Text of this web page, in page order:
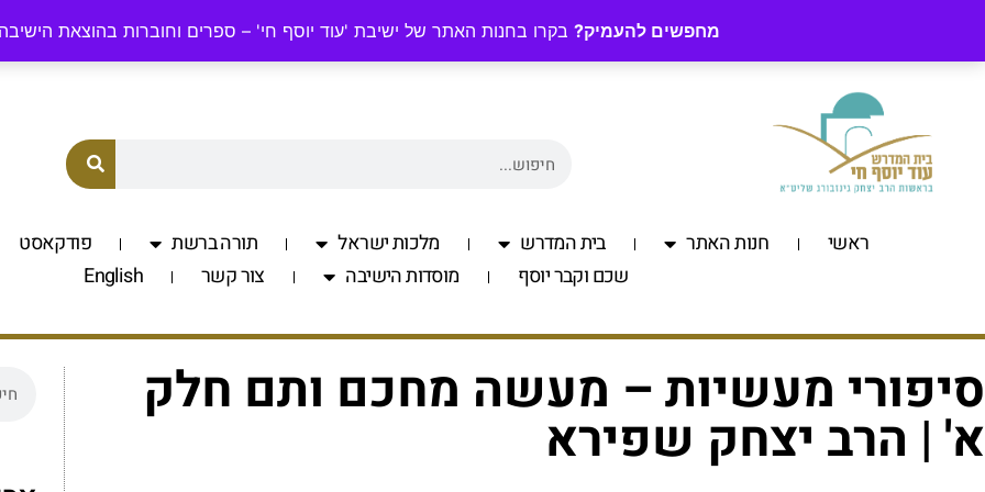
מחפשים להעמיק? בקרו בחנות האתר של ישיבת 'עוד יוסף חי' – ספרים וחוברות בהוצאת
058-7701560
ראשי חנות האתר בית המדרש מלכות ישראל תורה ברשת פודקאסט
שכם וקבר יוסף
מוסדות הישיבה צור קשר English
סיפורי מעשיות – מעשה מחכם ותם חלק
א' | הרב יצחק שפירא